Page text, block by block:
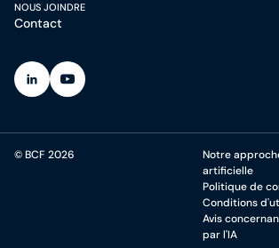
NOUS JOINDRE
Contact
(Ouvre dans un nouvel onglet)
(Ouvre dans un nouvel onglet)
© BCF 2026
Notre
artificielle
Politique de
Conditions
Avis
par l'IA